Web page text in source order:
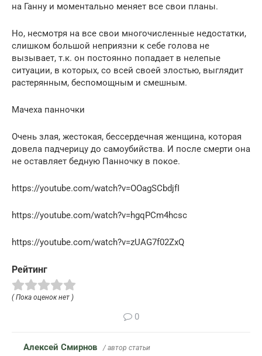
на Ганну и моментально меняет все свои планы.
Но, несмотря на все свои многочисленные недостатки,
слишком большой неприязни к себе голова не
вызывает, т.к. он постоянно попадает в нелепые
ситуации, в которых, со всей своей злостью, выглядит
растерянным, беспомощным и смешным.
Мачеха панночки
Очень злая, жестокая, бессердечная женщина, которая
довела падчерицу до самоубийства. И после смерти она
не оставляет бедную Панночку в покое.
https://youtube.com/watch?v=OOagSCbdjfI
https://youtube.com/watch?v=hgqPCm4hcsc
https://youtube.com/watch?v=zUAG7f02ZxQ
Рейтинг
( Пока оценок нет )
0
Алексей Смирнов / автор статьи